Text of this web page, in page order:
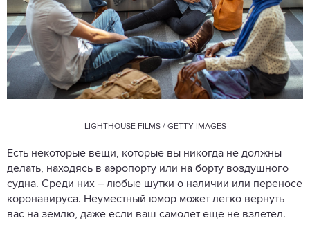
LIGHTHOUSE FILMS / GETTY IMAGES
Есть некоторые вещи, которые вы никогда не должны
делать, находясь в аэропорту или на борту воздушного
судна. Среди них – любые шутки о наличии или переносе
коронавируса. Неуместный юмор может легко вернуть
вас на землю, даже если ваш самолет еще не взлетел.